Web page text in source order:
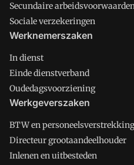
Secundaire
Sociale verzekeringen
Werknemerszaken
In dienst
Einde dienstverband
Oudedagsvoorziening
Werkgeverszaken
BTW en
Directeur grootaandeelhouder
Inlenen en uitbesteden